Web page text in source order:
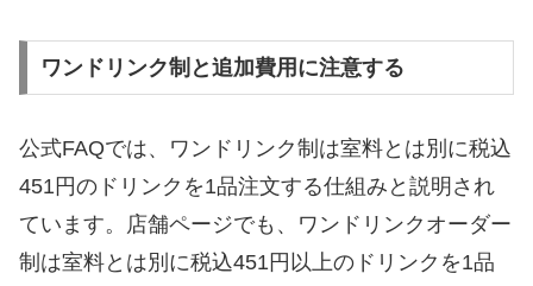
ワンドリンク制と追加費用に注意する
公式FAQでは、ワンドリンク制は室料とは別に税込
451円のドリンクを1品注文する仕組みと説明され
ています。店舗ページでも、ワンドリンクオーダー
制は室料とは別に税込451円以上のドリンクを1品